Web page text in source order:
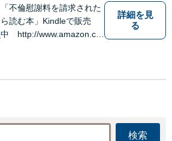
「不倫慰謝料を請求された
ら読む本」Kindleで販売
中 http://www.amazon.co.
詳細を見
る
検索